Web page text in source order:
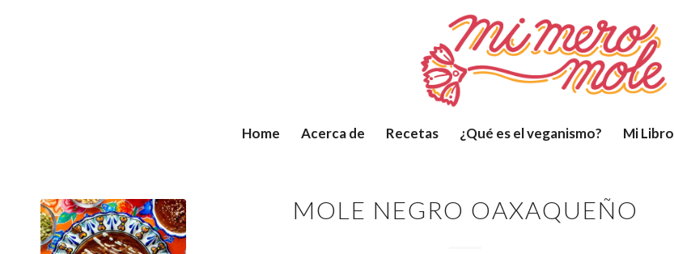
Home Acerca de Recetas ¿Qué es el veganismo? Mi Libro
MOLE NEGRO OAXAQUEÑO